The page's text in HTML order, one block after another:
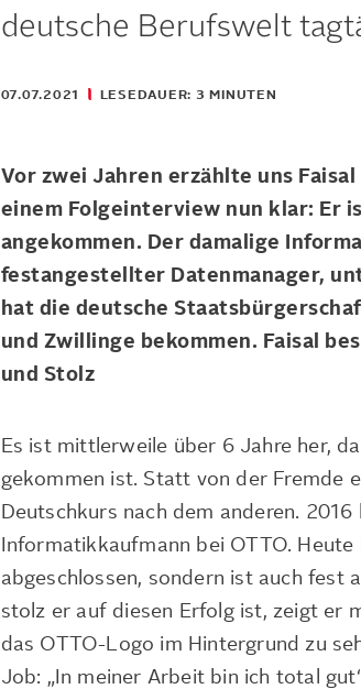
deutsche Berufswelt
07.07.2021 LESEDAUER: 3 MINUTEN
Vor zwei Jahren erzählte uns
einem Folgeinterview nun klar: Er
angekommen. Der damalige
festangestellter Datenmanager,
hat die deutsche
und Zwillinge bekommen. Faisal
und Stolz
Es ist mittlerweile über 6 Jahre her,
gekommen ist. Statt von der Fremde
Deutschkurs nach dem anderen.
Informatikkaufmann bei OTTO.
abgeschlossen, sondern ist auch fest
stolz er auf diesen Erfolg ist, zeigt er
das OTTO-Logo im Hintergrund zu
Job: „In meiner Arbeit bin ich total